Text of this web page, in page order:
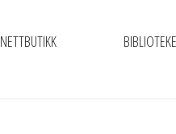
NETTBUTIKK